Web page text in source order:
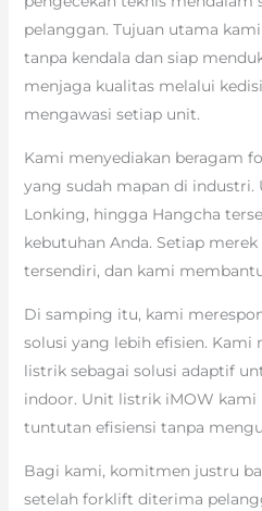
pelanggan. Tujuan utama
tanpa kendala dan siap
menjaga kualitas melalui
mengawasi setiap unit.
Kami menyediakan beragam
yang sudah mapan di industri.
Lonking, hingga Hangcha
kebutuhan Anda. Setiap
tersendiri, dan kami
Di samping itu, kami
solusi yang lebih efisien.
listrik sebagai solusi adaptif
indoor. Unit listrik iMOW
tuntutan efisiensi tanpa
Bagi kami, komitmen justru
setelah forklift diterima